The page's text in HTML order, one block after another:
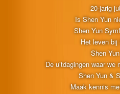
20-jarig
Is Shen Yun
Shen Yun
Het leven bij
Shen
De uitdagingen waar we
Shen Yun &
Maak kennis